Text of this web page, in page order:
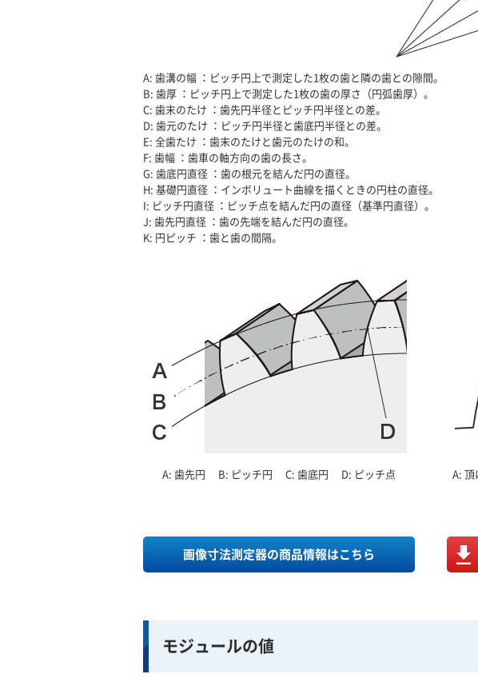
A: 歯溝の幅 ：ピッチ円上で測定した1枚の歯と隣の歯との隙間。
B: 歯厚 ：ピッチ円上で測定した1枚の歯の厚さ（円弧歯厚）。
C: 歯末のたけ ：歯先円半径とピッチ円半径との差。
D: 歯元のたけ ：ピッチ円半径と歯底円半径との差。
E: 全歯たけ ：歯末のたけと歯元のたけの和。
F: 歯幅 ：歯車の軸方向の歯の長さ。
G: 歯底円直径 ：歯の根元を結んだ円の直径。
H: 基礎円直径 ：インボリュート曲線を描くときの円柱の直径。
I: ピッチ円直径 ：ピッチ点を結んだ円の直径（基準円直径）。
J: 歯先円直径 ：歯の先端を結んだ円の直径。
K: 円ピッチ ：歯と歯の間隔。
A: 歯先円 B: ピッチ円 C: 歯底円 D: ピッチ点 A: 頂
画像寸法測定器の商品情報はこちら
モジュールの値